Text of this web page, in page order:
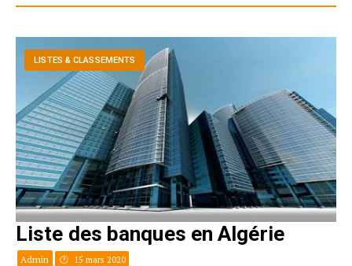
LISTES & CLASSEMENTS
Liste des banques en Algérie
Admin 15 mars 2020